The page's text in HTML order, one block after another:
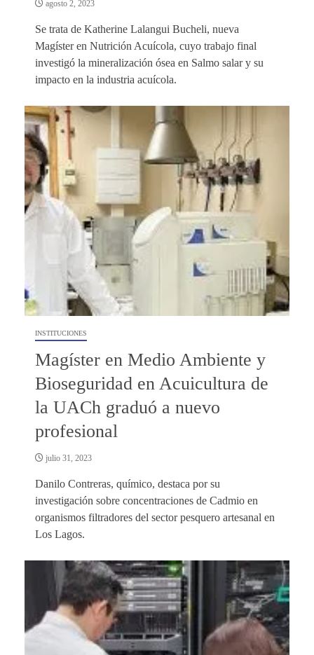
agosto 2, 2023
Se trata de Katherine Lalangui Bucheli, nueva
Magíster en Nutrición Acuícola, cuyo trabajo final
investigó la mineralización ósea en Salmo salar y su
impacto en la industria acuícola.
INSTITUCIONES
Magíster en Medio Ambiente y
Bioseguridad en Acuicultura de
la UACh graduó a nuevo
profesional
julio 31, 2023
Danilo Contreras, químico, destaca por su
investigación sobre concentraciones de Cadmio en
organismos filtradores del sector pesquero artesanal en
Los Lagos.